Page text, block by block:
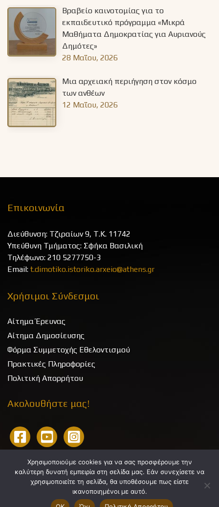
Βραβείο καινοτομίας για το
εκπαιδευτικό πρόγραμμα «Μικρά
Μαθήματα Δημοκρατίας για Αυριανούς
Δημότες»
28 Μαΐου, 2026
Μια αρχειακή περιήγηση στον κόσμο
των ανθέων
12 Μαΐου, 2026
Επικοινωνία
Διεύθυνση: Τζιραίων 9, Τ.Κ. 11742
Υπεύθυνη Τμήματος: Σφήκα Βασιλική
Τηλέφωνο: 210 5277750-3
Email: t.dimotiko.istoriko.arxeio@athens.gr
Χρήσιμοι Σύνδεσμοι
Αίτημα Έρευνας
Αίτημα Δημοσίευσης
Φόρμα Συμμετοχής Εθελοντισμού
Πρακτικές Πληροφορίες
Πολιτική Απορρήτου
Ακολουθήστε μας!
Ιστορικό Αρχείο Αθηνών
7 Αυγούστου, 2026
Χρησιμοποιούμε cookies για να σας προσφέρουμε την
καλύτερη δυνατή εμπειρία στη σελίδα μας. Εάν συνεχίσετε να
χρησιμοποιείτε τη σελίδα, θα υποθέσουμε πως είστε
ικανοποιημένοι με αυτό.